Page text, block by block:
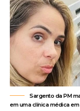
Sargento da PM
em uma clínica médica